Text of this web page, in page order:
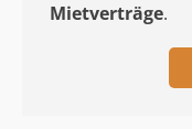
Mietverträge.